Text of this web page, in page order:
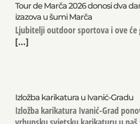
Tour de Marča 2026 donosi dva
izazova u šumi Marča
Ljubitelji outdoor sportova i ove će
[...]
Izložba karikatura u Ivanić-Gradu
Izložba karikatura Ivanić-Grad